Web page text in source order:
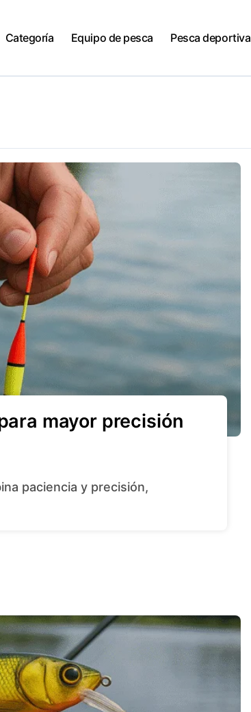
Categoría Equipo de pesca Pesca deportiva
mayor precisión